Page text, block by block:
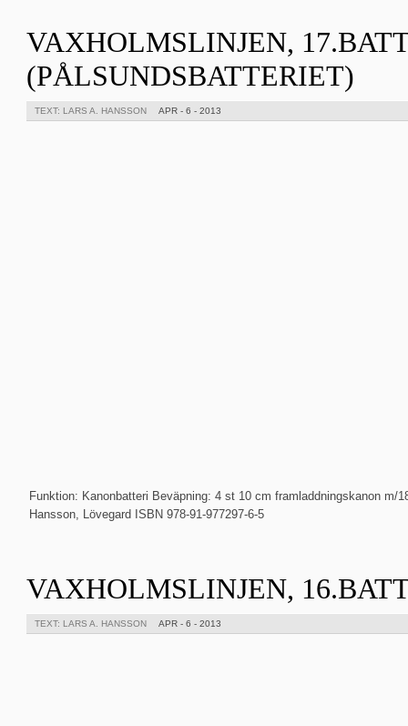
VAXHOLMSLINJEN,
(PÅLSUNDSBATTERIET)
TEXT: LARS A. HANSSON APR - 6 - 2013
Funktion: Kanonbatteri Beväpning: 4 st 10 cm framladdningskanon m/
Hansson, Lövegard ISBN 978-91-977297-6-5
VAXHOLMSLINJEN,
TEXT: LARS A. HANSSON APR - 6 - 2013